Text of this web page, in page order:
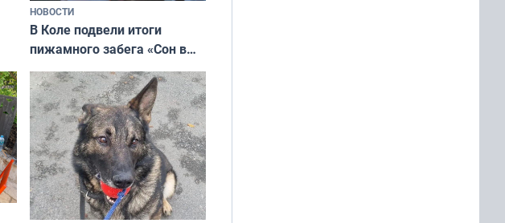
НОВОСТИ
В Коле подвели итоги
пижамного забега «Сон в
Олимпийскую ночь»